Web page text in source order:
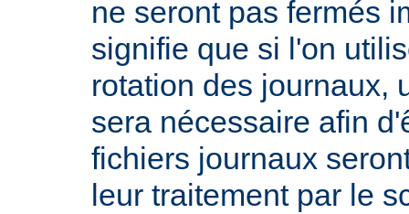
ne seront pas fermés
signifie que si l'on
rotation des journaux,
sera nécessaire afin
fichiers journaux
leur traitement par le